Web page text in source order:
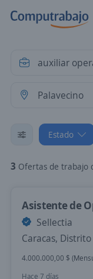
Estado
3 Ofertas de trabajo de auxiliar
Asistente de
Sellectia
Caracas,
4.000.000,00 $
Hace 7 días